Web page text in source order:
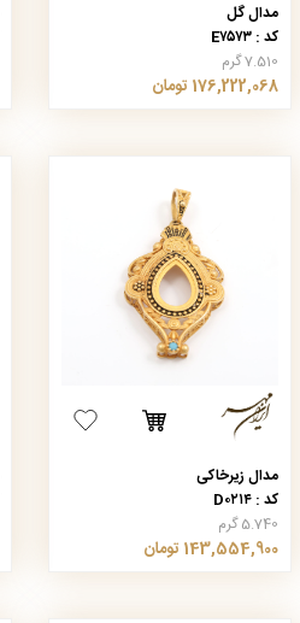
مدال گل
کد : E۷۵۷۳
7.510 گرم
176,222,068 تومان
مدال زیرخاکی
کد : D۰۲۱۴
5.740 گرم
143,554,900 تومان